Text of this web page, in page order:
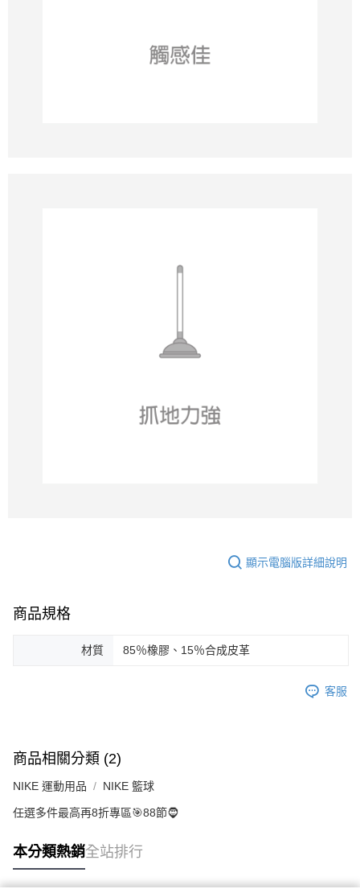
顯示電腦版詳細說明
商品規格
材質 85％橡膠、15％合成皮革
客服
商品相關分類 (2)
NIKE 運動用品 NIKE 籃球
任選多件最高再8折專區🎯88節🧔
本分類熱銷全站排行